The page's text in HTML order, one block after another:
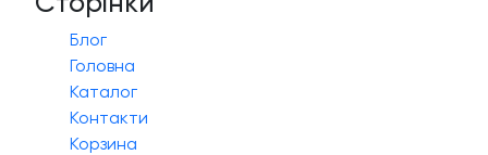
Блог
Головна
Каталог
Контакти
Корзина